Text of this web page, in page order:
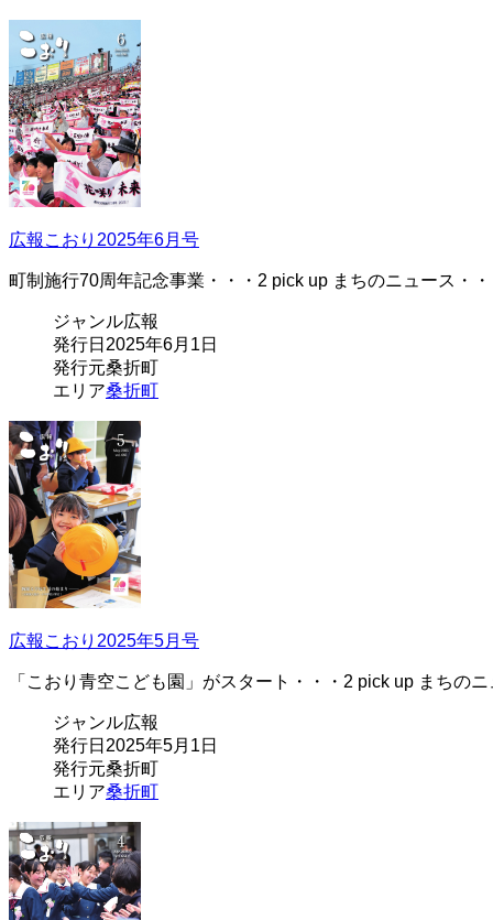
広報こおり2025年6月号
町制施行70周年記念事業・・・2 pick up まちのニュース・
ジャンル広報
発行日 2025年6月1日
発行元桑折町
エリア桑折町
広報こおり2025年5月号
「こおり青空こども園」がスタート・・・2 pick up まちの
ジャンル広報
発行日 2025年5月1日
発行元桑折町
エリア桑折町